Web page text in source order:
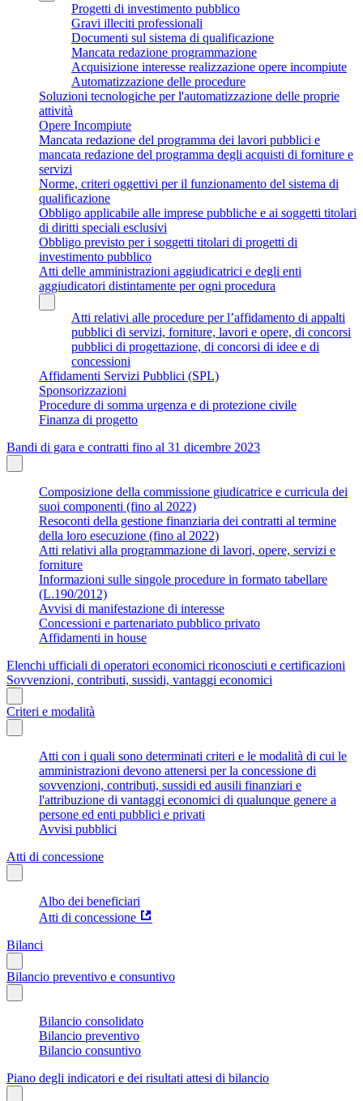
Progetti di investimento pubblico
Gravi illeciti professionali
Documenti sul sistema di qualificazione
Mancata redazione programmazione
Acquisizione interesse realizzazione opere incompiute
Automatizzazione delle procedure
Soluzioni tecnologiche per l'automatizzazione delle proprie
attività
Opere Incompiute
Mancata redazione del programma dei lavori pubblici e
mancata redazione del programma degli acquisti di forniture e
servizi
Norme, criteri oggettivi per il funzionamento del sistema di
qualificazione
Obbligo applicabile alle imprese pubbliche e ai soggetti titolari
di diritti speciali esclusivi
Obbligo previsto per i soggetti titolari di progetti di
investimento pubblico
Atti delle amministrazioni aggiudicatrici e degli enti
aggiudicatori distintamente per ogni procedura
Atti relativi alle procedure per l’affidamento di appalti
pubblici di servizi, forniture, lavori e opere, di concorsi
pubblici di progettazione, di concorsi di idee e di
concessioni
Affidamenti Servizi Pubblici (SPL)
Sponsorizzazioni
Procedure di somma urgenza e di protezione civile
Finanza di progetto
Bandi di gara e contratti fino al 31 dicembre 2023
Composizione della commissione giudicatrice e curricula dei
suoi componenti (fino al 2022)
Resoconti della gestione finanziaria dei contratti al termine
della loro esecuzione (fino al 2022)
Atti relativi alla programmazione di lavori, opere, servizi e
forniture
Informazioni sulle singole procedure in formato tabellare
(L.190/2012)
Avvisi di manifestazione di interesse
Concessioni e partenariato pubblico privato
Affidamenti in house
Elenchi ufficiali di operatori economici riconosciuti e certificazioni
Sovvenzioni, contributi, sussidi, vantaggi economici
Criteri e modalità
Atti con i quali sono determinati criteri e le modalità di cui le
amministrazioni devono attenersi per la concessione di
sovvenzioni, contributi, sussidi ed ausili finanziari e
l'attribuzione di vantaggi economici di qualunque genere a
persone ed enti pubblici e privati
Avvisi pubblici
Atti di concessione
Albo dei beneficiari
Atti di concessione
Bilanci
Bilancio preventivo e consuntivo
Bilancio consolidato
Bilancio preventivo
Bilancio consuntivo
Piano degli indicatori e dei risultati attesi di bilancio